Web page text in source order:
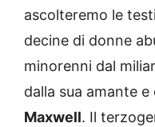
ascolteremo le
decine di donne
minorenni dal
dalla sua amante
Maxwell. Il